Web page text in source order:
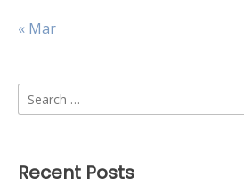
« Mar
Search
for:
Recent Posts